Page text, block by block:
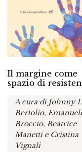
Il margine come
spazio di
A cura di Johnny
Bertolio,
Broccio, Beatrice
Manetti e Cristina
Vignali